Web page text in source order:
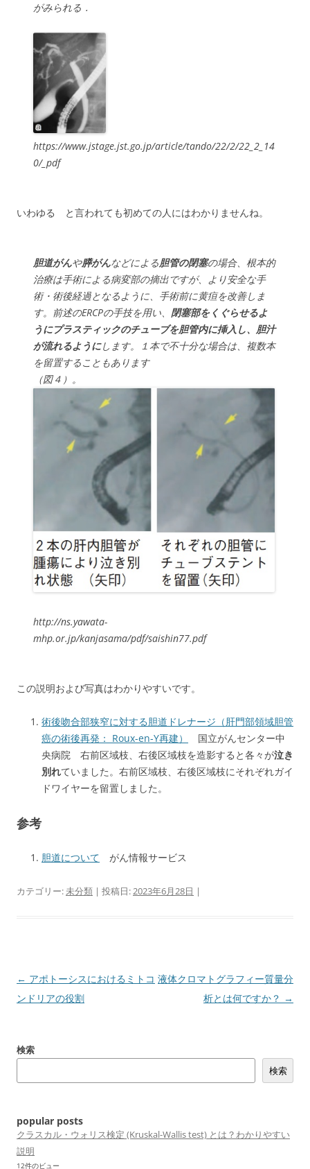
がみられる．
https://www.jstage.jst.go.jp/article/tando/22/2/22_2_14
0/_pdf
いわゆる と言われても初めての人にはわかりませんね。
胆道がんや膵がんなどによる胆管の閉塞の場合、根本的
治療は手術による病変部の摘出ですが、より安全な手
術・術後経過となるように、手術前に黄疸を改善しま
す。前述のERCPの手技を用い、 閉塞部をくぐらせるよ
うにプラスティックのチューブを胆管内に挿入し、胆汁
が流れるようにします。１本で不十分な場合は、複数本
を留置することもあります
（図４）。
http://ns.yawata-
mhp.or.jp/kanjasama/pdf/saishin77.pdf
この説明および写真はわかりやすいです。
術後吻合部狭窄に対する胆道ドレナージ（肝門部領域胆管
癌の術後再発： Roux-en-Y再建）
国立がんセンター中
央病院 右前区域枝、右後区域枝を造影すると各々が泣き
別れていました。右前区域枝、右後区域枝にそれぞれガイ
ドワイヤーを留置しました。
参考
胆道について がん情報サービス
カテゴリー:未分類 | 投稿日:2023年6月28日 |
投
稿
ゲ
ン
← アポトーシスにおけるミトコ
ンドリアの役割
液体クロマトグラフィー質量分
析とは何ですか？ →
検索
検索
popular posts
クラスカル・ウォリス検定 (Kruskal-Wallis test) とは？わかりやすい
説明
12件のビュー